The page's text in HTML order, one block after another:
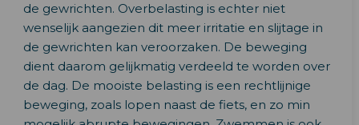
de gewrichten. Overbelasting is echter niet
wenselijk aangezien dit meer irritatie en slijtage in
de gewrichten kan veroorzaken. De beweging
dient daarom gelijkmatig verdeeld te worden over
de dag. De mooiste belasting is een rechtlijnige
beweging, zoals lopen naast de fiets, en zo min